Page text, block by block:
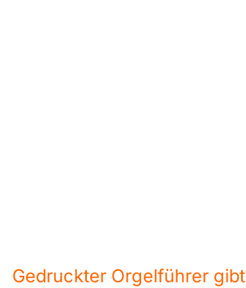
Gedruckter Orgelführer gibt